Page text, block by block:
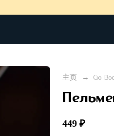
主页 Go
449 ₽